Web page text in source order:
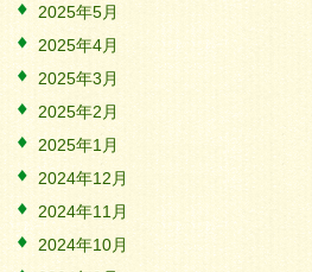
2025年5月
2025年4月
2025年3月
2025年2月
2025年1月
2024年12月
2024年11月
2024年10月